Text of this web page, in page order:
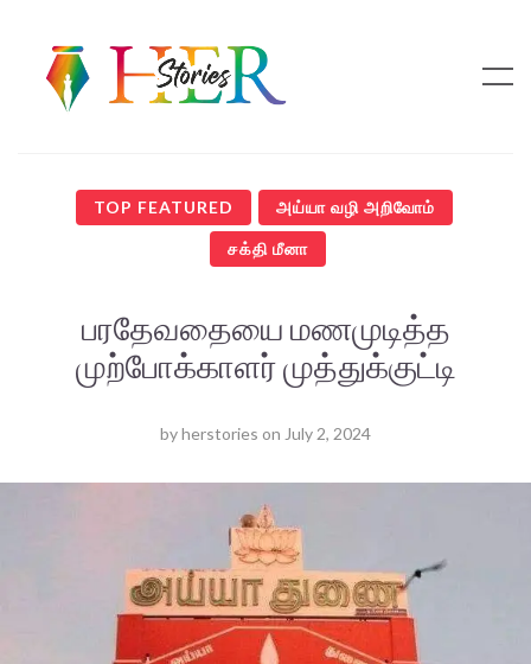
TOP FEATURED அய்யா வழி அறிவோம்
சக்தி மீனா
பரதேவதையை மணமுடித்த
முற்போக்காளர் முத்துக்குட்டி
byherstories on July 2, 2024